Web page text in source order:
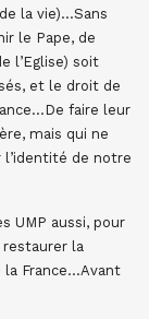
la vie)…Sans
le Pape, de
l’Eglise) soit
et le droit de
faire leur
mais qui ne
de notre
UMP aussi, pour
la
France…Avant